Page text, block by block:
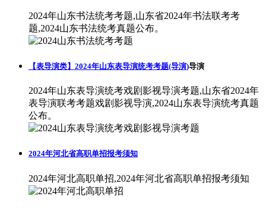
2024年山东书法统考考题,山东省2024年书法联考考
题,2024山东书法统考真题公布。
【表导演类】2024年山东表导演统考考题(导演)导演
2024年山东表导演统考戏剧影视导演考题,山东省2024年
表导演联考考题戏剧影视导演,2024山东表导演统考真题
公布。
2024年河北省高职单招报考须知
2024年河北高职单招,2024年河北省高职单招报考须知